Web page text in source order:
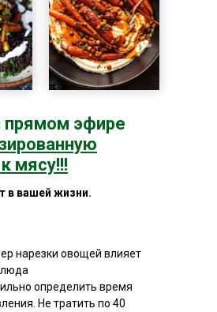
прямом эфире
мясу!!!
в вашей жизни.
нарезки овощей влияет
определить время
Не тратить по 40